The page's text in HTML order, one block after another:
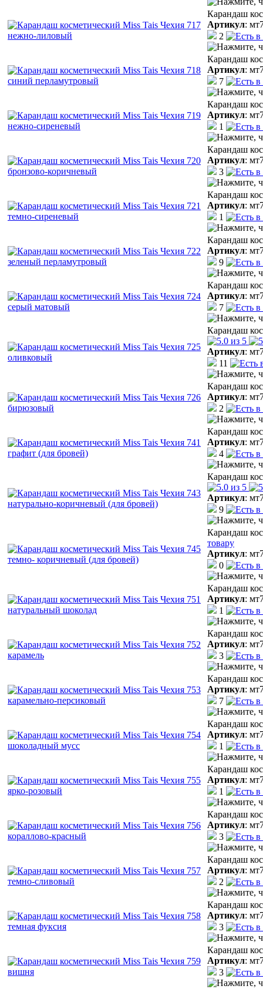
Карандаш
Артикул:
2
Карандаш
Артикул:
7
Карандаш
Артикул:
1
Карандаш
Артикул:
3
Карандаш
Артикул:
1
Карандаш
Артикул:
9
Карандаш
Артикул:
7
Карандаш
Артикул:
11
Карандаш
Артикул:
2
Карандаш
Артикул:
4
Карандаш
Артикул:
9
Карандаш
товару
Артикул:
0
Карандаш
Артикул:
1
Карандаш
Артикул:
3
Карандаш
Артикул:
7
Карандаш
Артикул:
1
Карандаш
Артикул:
1
Карандаш
Артикул:
3
Карандаш
Артикул:
2
Карандаш
Артикул:
3
Карандаш
Артикул:
3